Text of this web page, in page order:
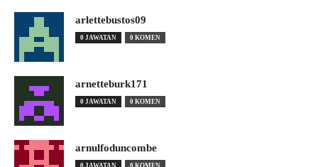
arlettebustos09
0 JAWATAN 0 KOMEN
arnetteburk171
0 JAWATAN 0 KOMEN
arnulfoduncombe
0 JAWATAN 0 KOMEN